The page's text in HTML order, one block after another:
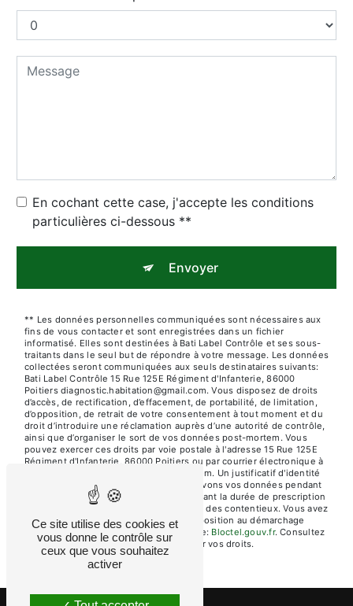
En cochant cette case, j'accepte les conditions
particulières ci-dessous **
Envoyer
** Les données personnelles communiquées sont nécessaires aux
fins de vous contacter et sont enregistrées dans un fichier
informatisé. Elles sont destinées à Bati Label Contrôle et ses sous-
traitants dans le seul but de répondre à votre message. Les données
collectées seront communiquées aux seuls destinataires suivants:
Bati Label Contrôle 15 Rue 125E Régiment d'Infanterie, 86000
Poitiers diagnostic.habitation@gmail.com. Vous disposez de droits
d’accès, de rectification, d’effacement, de portabilité, de limitation,
d’opposition, de retrait de votre consentement à tout moment et du
droit d’introduire une réclamation auprès d’une autorité de contrôle,
ainsi que d’organiser le sort de vos données post-mortem. Vous
pouvez exercer ces droits par voie postale à l'adresse 15 Rue 125E
Régiment d'Infanterie, 86000 Poitiers ou par courrier électronique à
l'adresse diagnostic.habitation@gmail.com. Un justificatif d'identité
pourra vous être demandé. Nous conservons vos données pendant
la période de prise de contact puis pendant la durée de prescription
légale aux fins probatoires et de gestion des contentieux. Vous avez
le droit de vous inscrire sur la liste d'opposition au démarchage
téléphonique, disponible à cette adresse:
Bloctel.gouv.fr. Consultez
le site cnil.fr pour plus d’informations sur vos droits.
Ce site utilise des cookies et
vous donne le contrôle sur
ceux que vous souhaitez
activer